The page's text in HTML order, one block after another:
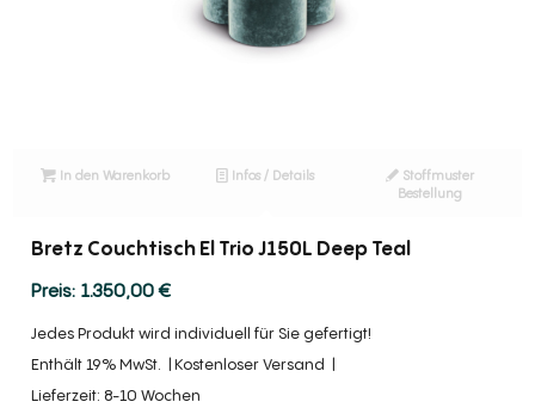
In den Warenkorb Infos / Details
Stoffmuster
Bestellung
Bretz Couchtisch El Trio J150L Deep Teal
1.350,00€
Jedes Produkt wird individuell für Sie gefertigt!
Enthält 19% MwSt.
Kostenloser Versand
Lieferzeit: 8-10 Wochen